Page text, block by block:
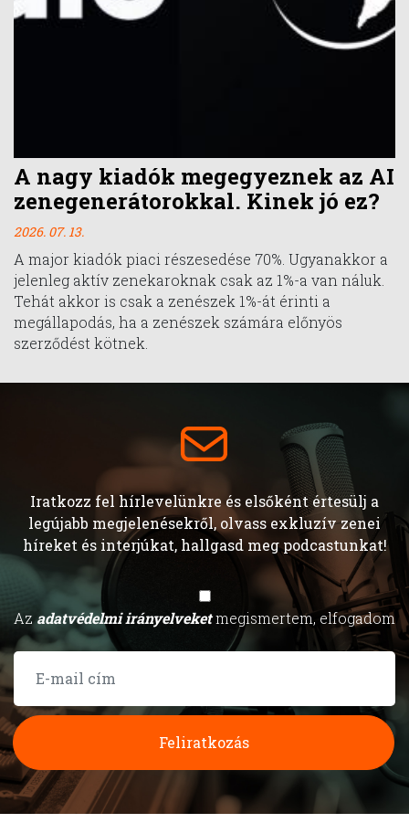
A nagy kiadók megegyeznek az AI
zenegenerátorokkal. Kinek jó ez?
2026. 07. 13.
A major kiadók piaci részesedése 70%. Ugyanakkor a
jelenleg aktív zenekaroknak csak az 1%-a van náluk.
Tehát akkor is csak a zenészek 1%-át érinti a
megállapodás, ha a zenészek számára előnyös
szerződést kötnek.
Iratkozz fel hírlevelünkre és elsőként értesülj a
legújabb megjelenésekről, olvass exkluzív zenei
híreket és interjúkat, hallgasd meg podcastunkat!
Azadatvédelmi irányelveketmegismertem, elfogadom
Feliratkozás